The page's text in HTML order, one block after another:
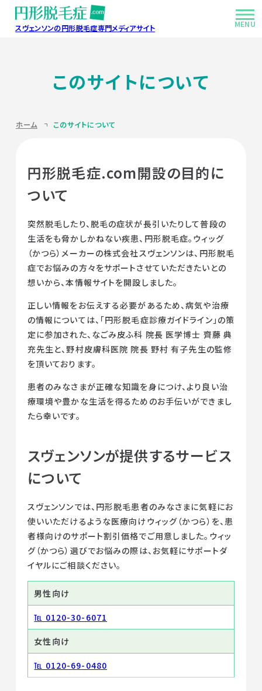
スヴェンソンの円形脱毛症専門メディアサイト MENU
ヘアケアの基本
ハンドブックご利用病院
このサイトについて
このサイトについて
ホーム このサイトについて
円形脱毛症.com開設の目的に
ついて
突然脱毛したり、脱毛の症状が長引いたりして普段の
生活をも脅かしかねない疾患、円形脱毛症。ウィッグ
（かつら）メーカーの株式会社スヴェンソンは、円形脱毛
症でお悩みの方々をサポートさせていただきたいとの
想いから、本情報サイトを開設しました。
正しい情報をお伝えする必要があるため、病気や治療
の情報については、「円形脱毛症診療ガイドライン」の策
定に参加された、なごみ皮ふ科 院長 医学博士 齊藤 典
充先生と、野村皮膚科医院 院長 野村 有子先生の監修
を頂いております。
患者のみなさまが正確な知識を身につけ、より良い治
療環境や豊かな生活を得るためのお手伝いができまし
たら幸いです。
スヴェンソンが提供するサービス
について
スヴェンソンでは、円形脱毛患者のみなさまに気軽にお
使いいただけるような医療向けウィッグ（かつら）を、患
者様向けのサポート割引価格でご用意しました。ウィッ
グ（かつら）選びでお悩みの際は、お気軽にサポートダ
イヤルにご相談ください。
男性向け
℡ 0120-30-6071
女性向け
℡ 0120-69-0480